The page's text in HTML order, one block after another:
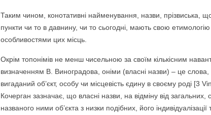
Таким чином, конотативні найменування, назви, прізвиська,
пункти чи то в давнину, чи то сьогодні, мають свою етимологію
особливостями цих місць.
Окрім топонімів не менш чисельною за своїм кількісним
визначенням В. Виноградова, оніми (власні назви) – це
вигаданий об’єкт, особу чи місцевість єдину в своєму роді [3
Кочерган зазначає, що власні назви, на відміну від загальних,
названого ними об’єкта з низки подібних, його